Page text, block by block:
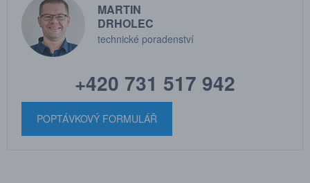
MARTIN
DRHOLEC
technické poradenství
+420 731 517 942
POPTÁVKOVÝ FORMULÁŘ